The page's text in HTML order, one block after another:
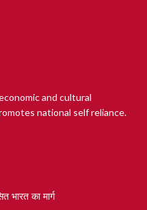
and cultural
national self reliance.
भारत का मार्ग